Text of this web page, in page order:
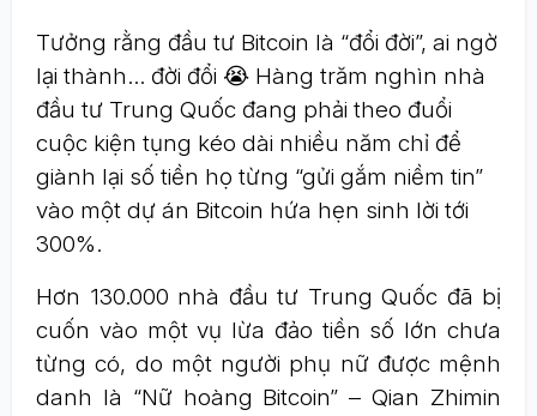
Tưởng rằng đầu tư Bitcoin là “đổi đời”, ai ngờ
lại thành… đời đổi 😭 Hàng trăm nghìn nhà
đầu tư Trung Quốc đang phải theo đuổi
cuộc kiện tụng kéo dài nhiều năm chỉ để
giành lại số tiền họ từng “gửi gắm niềm tin”
vào một dự án Bitcoin hứa hẹn sinh lời tới
300%.
Hơn 130.000 nhà đầu tư Trung Quốc đã bị
cuốn vào một vụ lừa đảo tiền số lớn chưa
từng có, do một người phụ nữ được mệnh
danh là “Nữ hoàng Bitcoin” – Qian Zhimin